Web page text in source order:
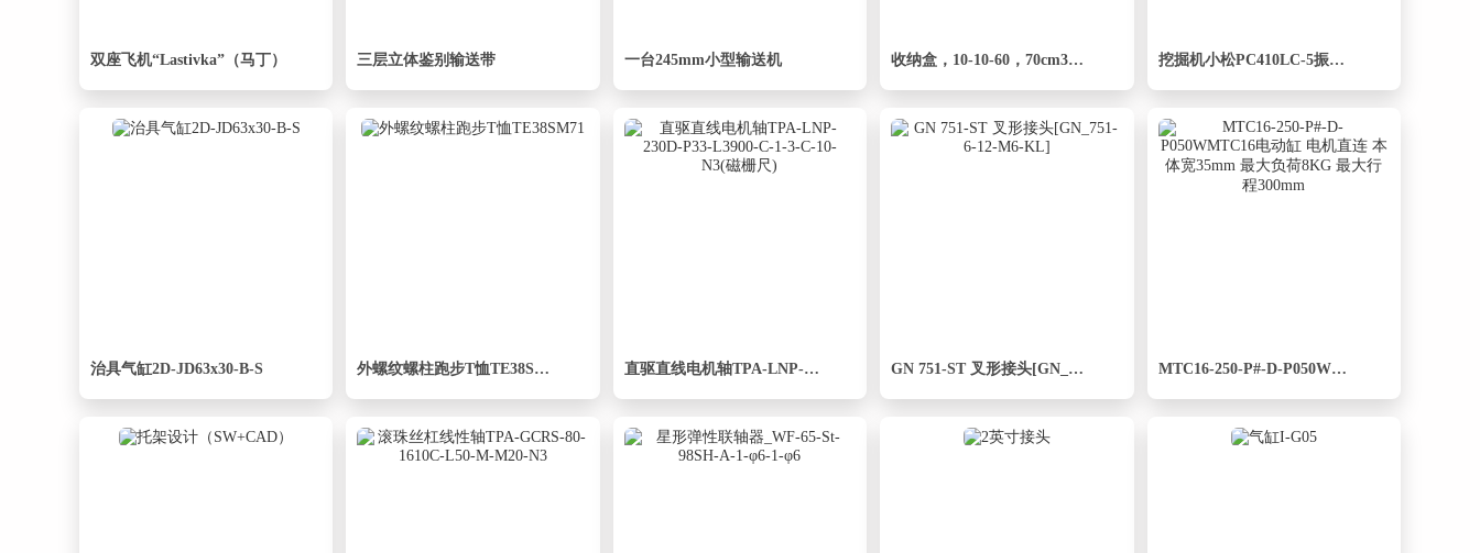
双座飞机“Lastivka”（马丁） 三层立体鉴别输送带 一台245mm小型输送机 收纳盒，10-10-60，70cm3以内。可放笔，移动硬盘等 挖掘机小松PC410LC-5振动锤
治具气缸2D-JD63x30-B-S 外螺纹螺柱跑步T恤TE38SM71 直驱直线电机轴TPA-LNP-230D-P33-L3900-C-1-3-C-10-N3(磁栅尺) GN 751-ST 叉形接头[GN_751-6-12-M6-KL] MTC16-250-P#-D-P050WMTC16电动缸 电机直连 本体宽35mm 最大负荷8KG 最大行程300mm